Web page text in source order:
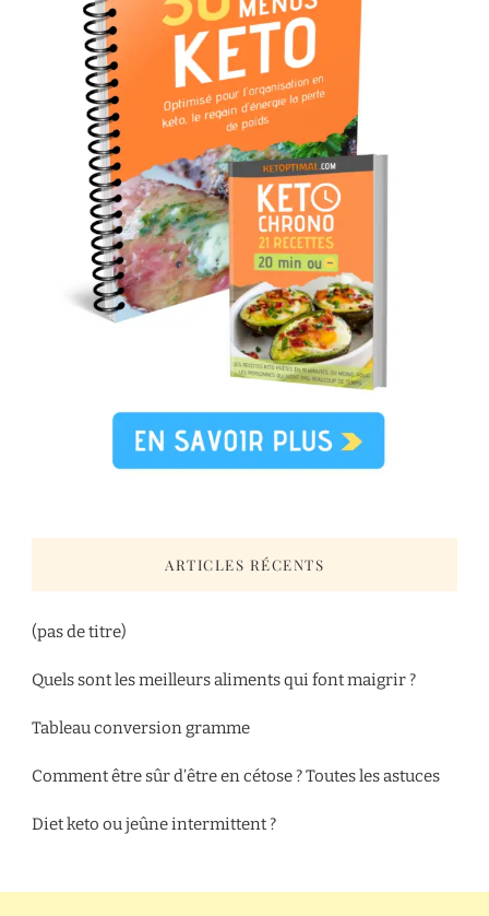
ARTICLES RÉCENTS
(pas de titre)
Quels sont les meilleurs aliments qui font maigrir ?
Tableau conversion gramme
Comment être sûr d’être en cétose ? Toutes les astuces
Diet keto ou jeûne intermittent ?